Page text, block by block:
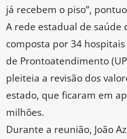
já recebem o piso”,
A rede estadual de saúde
composta por 34
de Prontoatendimento
pleiteia a revisão dos
estado, que ficaram em
milhões.
Durante a reunião, João